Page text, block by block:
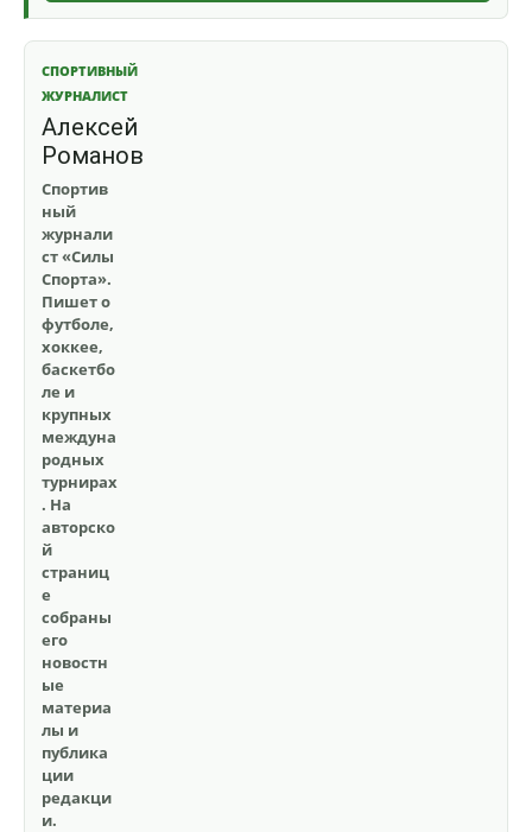
СПОРТИВНЫЙ
ЖУРНАЛИСТ
Алексей
Романов
Спортив
ный
журнали
ст «Силы
Спорта».
Пишет о
футболе,
хоккее,
баскетбо
ле и
крупных
междуна
родных
турнирах
. На
авторско
й
страниц
е
собраны
его
новостн
ые
материа
лы и
публика
ции
редакци
и.